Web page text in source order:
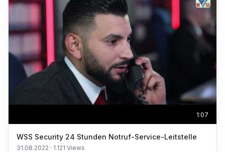
1:07
WSS Security 24 Stunden Notruf-Service-Leitstelle
31.08.2022 · 1.121 Views